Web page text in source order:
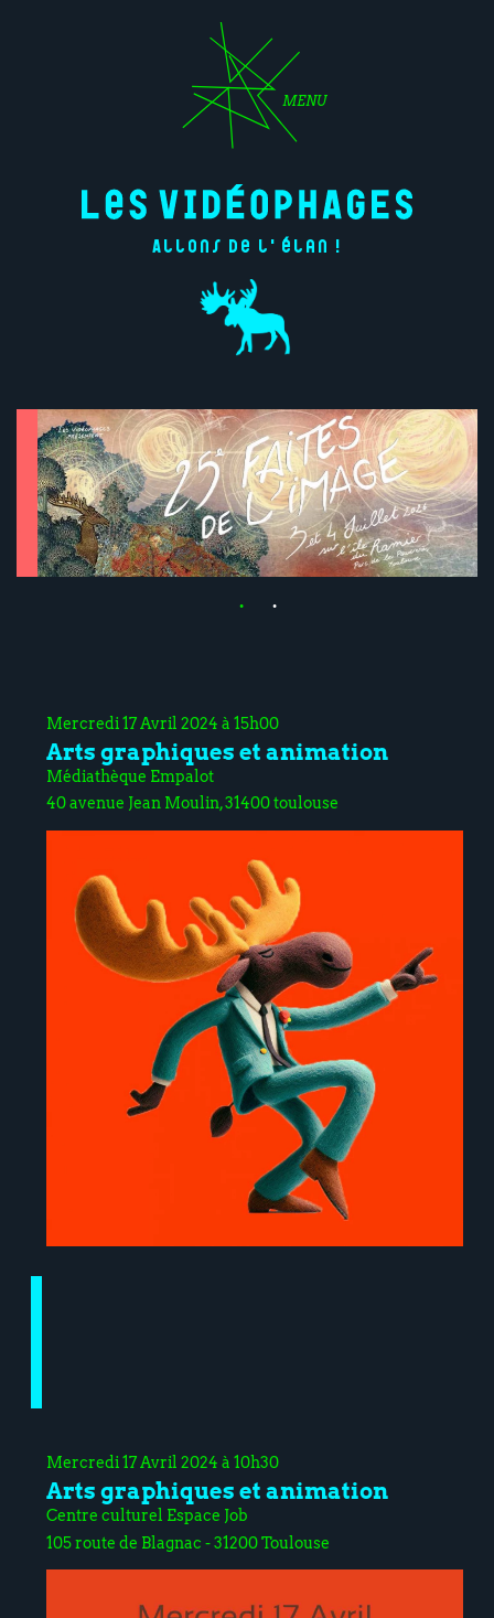
MENU
Allons de l'élan !
Mercredi 17 Avril 2024 à 15h00
Arts graphiques et animation
Médiathèque Empalot
40 avenue Jean Moulin, 31400 toulouse
Mercredi 17 Avril 2024 à 10h30
Arts graphiques et animation
Centre culturel Espace Job
105 route de Blagnac - 31200 Toulouse